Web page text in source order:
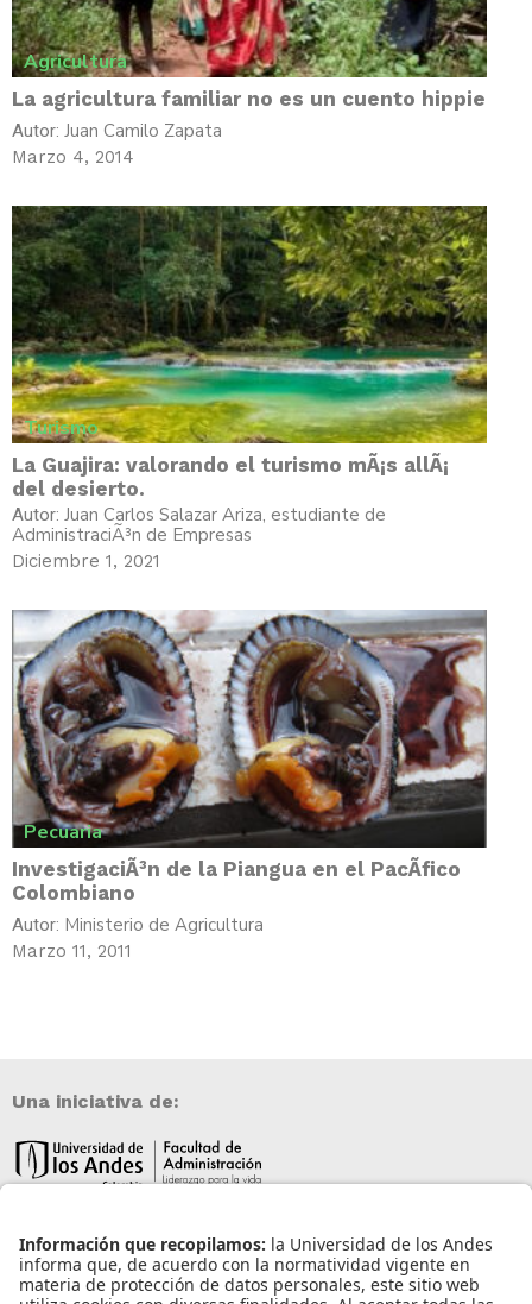
Agricultura
La agricultura familiar no es un cuento hippie
Autor: Juan Camilo Zapata
Marzo 4, 2014
Turismo
La Guajira: valorando el turismo mÃ¡s allÃ¡
del desierto.
Autor: Juan Carlos Salazar Ariza, estudiante de
AdministraciÃ³n de Empresas
Diciembre 1, 2021
Pecuaria
InvestigaciÃ³n de la Piangua en el PacÃ­fico
Colombiano
Autor: Ministerio de Agricultura
Marzo 11, 2011
Una iniciativa de:
Información de contacto